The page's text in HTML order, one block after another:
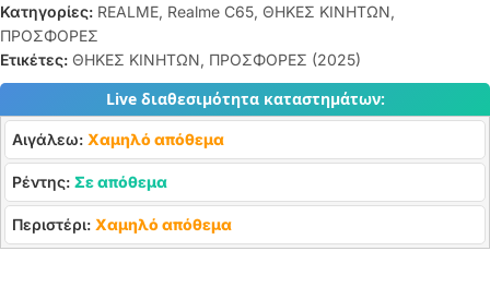
Κατηγορίες: REALME, Realme C65, ΘΗΚΕΣ ΚΙΝΗΤΩΝ,
ΠΡΟΣΦΟΡΕΣ
Ετικέτες: ΘΗΚΕΣ ΚΙΝΗΤΩΝ, ΠΡΟΣΦΟΡΕΣ (2025)
Live διαθεσιμότητα καταστημάτων:
Αιγάλεω: Χαμηλό απόθεμα
Ρέντης: Σε απόθεμα
Περιστέρι: Χαμηλό απόθεμα